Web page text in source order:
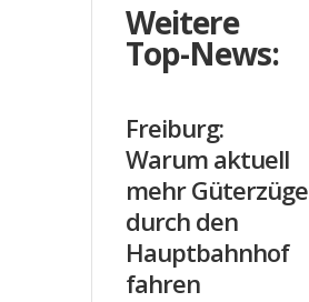
Weitere
Top-News:
Freiburg:
Warum aktuell
mehr Güterzüge
durch den
Hauptbahnhof
fahren